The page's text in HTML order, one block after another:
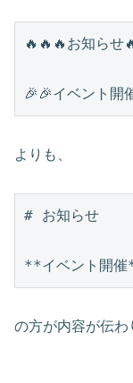
🔥🔥🔥お知らせ
よりも、
# お知らせ
の方が内容が伝わ